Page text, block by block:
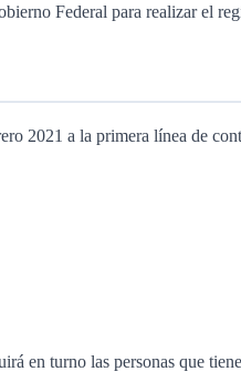
Federal para realizar el
2021 a la primera línea de
en turno las personas que